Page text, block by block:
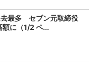
去最多 セブン元取締役
に（1/2 ペ...